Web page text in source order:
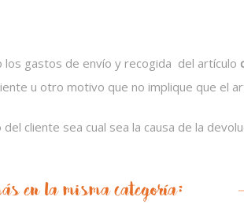
gastos de envío y recogida del artículo
u otro motivo que no implique que el
cliente sea cual sea la causa de la
en la misma categoría: